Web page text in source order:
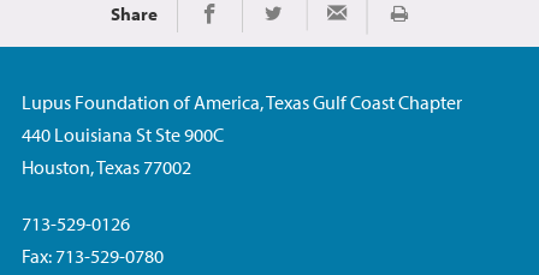
Share Share on Facebook
Share on TwitterShare via EmailImprimir
Lupus Foundation of America, Texas Gulf Coast Chapter
440 Louisiana St Ste 900C
Houston, Texas 77002
713-529-0126
Fax: 713-529-0780